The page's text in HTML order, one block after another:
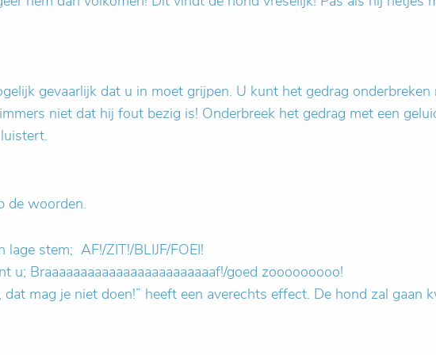
gevaarlijk dat u in moet grijpen. U kunt het gedrag onderbreken
niet dat hij fout bezig is! Onderbreek het gedrag met een
de woorden.
stem; AF!/ZIT!/BLIJF/FOEI!
Braaaaaaaaaaaaaaaaaaaaaaaaf!/goed zooooooooo!
mag je niet doen!” heeft een averechts effect. De hond zal gaan